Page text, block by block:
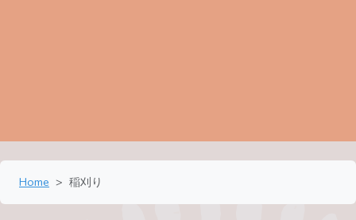
Home 稲刈り